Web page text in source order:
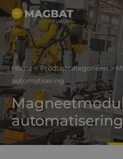
Ga
naar
de
inhoud
Home>Productcategorieën>
automatisering
automatisering